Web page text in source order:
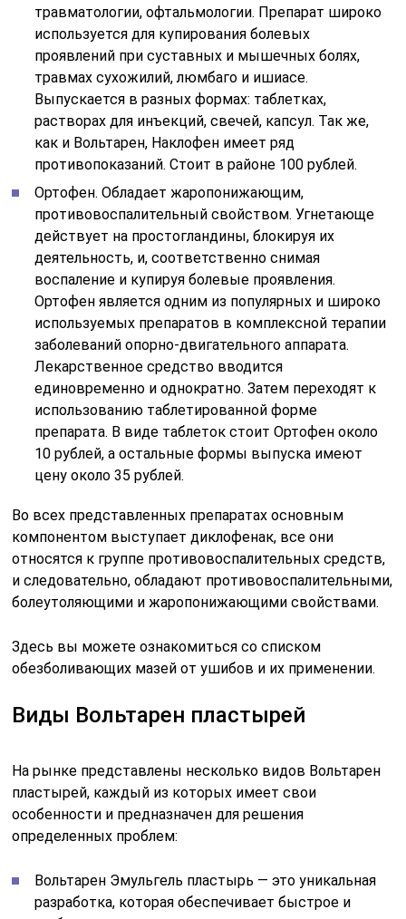
травматологии, офтальмологии. Препарат широко
используется для купирования болевых
проявлений при суставных и мышечных болях,
травмах сухожилий, люмбаго и ишиасе.
Выпускается в разных формах: таблетках,
растворах для инъекций, свечей, капсул. Так же,
как и Вольтарен, Наклофен имеет ряд
противопоказаний. Стоит в районе 100 рублей.
Ортофен. Обладает жаропонижающим,
противовоспалительный свойством. Угнетающе
действует на простогландины, блокируя их
деятельность, и, соответственно снимая
воспаление и купируя болевые проявления.
Ортофен является одним из популярных и широко
используемых препаратов в комплексной терапии
заболеваний опорно-двигательного аппарата.
Лекарственное средство вводится
единовременно и однократно. Затем переходят к
использованию таблетированной форме
препарата. В виде таблеток стоит Ортофен около
10 рублей, а остальные формы выпуска имеют
цену около 35 рублей.
Во всех представленных препаратах основным
компонентом выступает диклофенак, все они
относятся к группе противовоспалительных средств,
и следовательно, обладают противовоспалительными,
болеутоляющими и жаропонижающими свойствами.
Здесь вы можете ознакомиться со списком
обезболивающих мазей от ушибов и их применении.
Виды Вольтарен пластырей
На рынке представлены несколько видов Вольтарен
пластырей, каждый из которых имеет свои
особенности и предназначен для решения
определенных проблем:
Вольтарен Эмульгель пластырь — это уникальная
разработка, которая обеспечивает быстрое и